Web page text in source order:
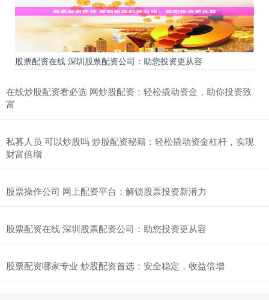
股票配资在线 深圳股票配资公司：助您投资更从容
在线炒股配资看必选 网炒股配资：轻松撬动资金，助你投资致
富
私募人员 可以炒股吗 炒股配资秘籍：轻松撬动资金杠杆，实现
财富倍增
股票操作公司 网上配资平台：解锁股票投资新潜力
股票配资在线 深圳股票配资公司：助您投资更从容
股票配资哪家专业 炒股配资首选：安全稳定，收益倍增